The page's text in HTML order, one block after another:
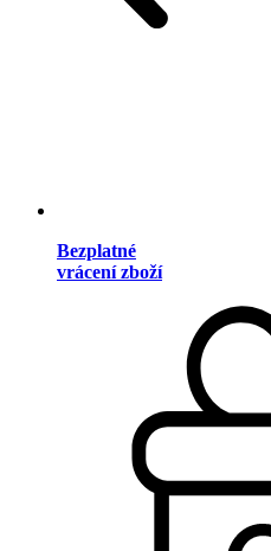
Bezplatné
vrácení zboží